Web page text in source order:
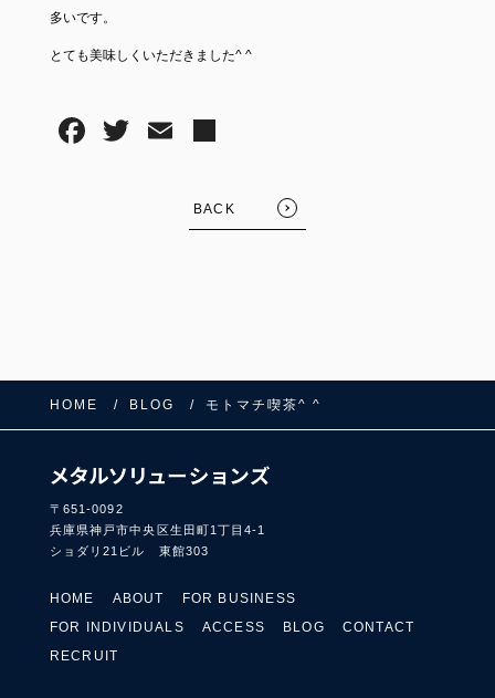
多いです。
とても美味しくいただきました^ ^
BACK
HOME BLOG モトマチ喫茶^ ^
〒651-0092
兵庫県神戸市中央区生田町1丁目4-1
ショダリ21ビル 東館303
HOME ABOUT
FOR BUSINESS
FOR INDIVIDUALS
ACCESS BLOG
CONTACT
RECRUIT